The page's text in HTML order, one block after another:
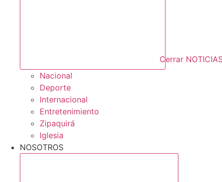
Cerrar
Nacional
Deporte
Internacional
Entretenimiento
Zipaquirá
Iglesia
NOSOTROS